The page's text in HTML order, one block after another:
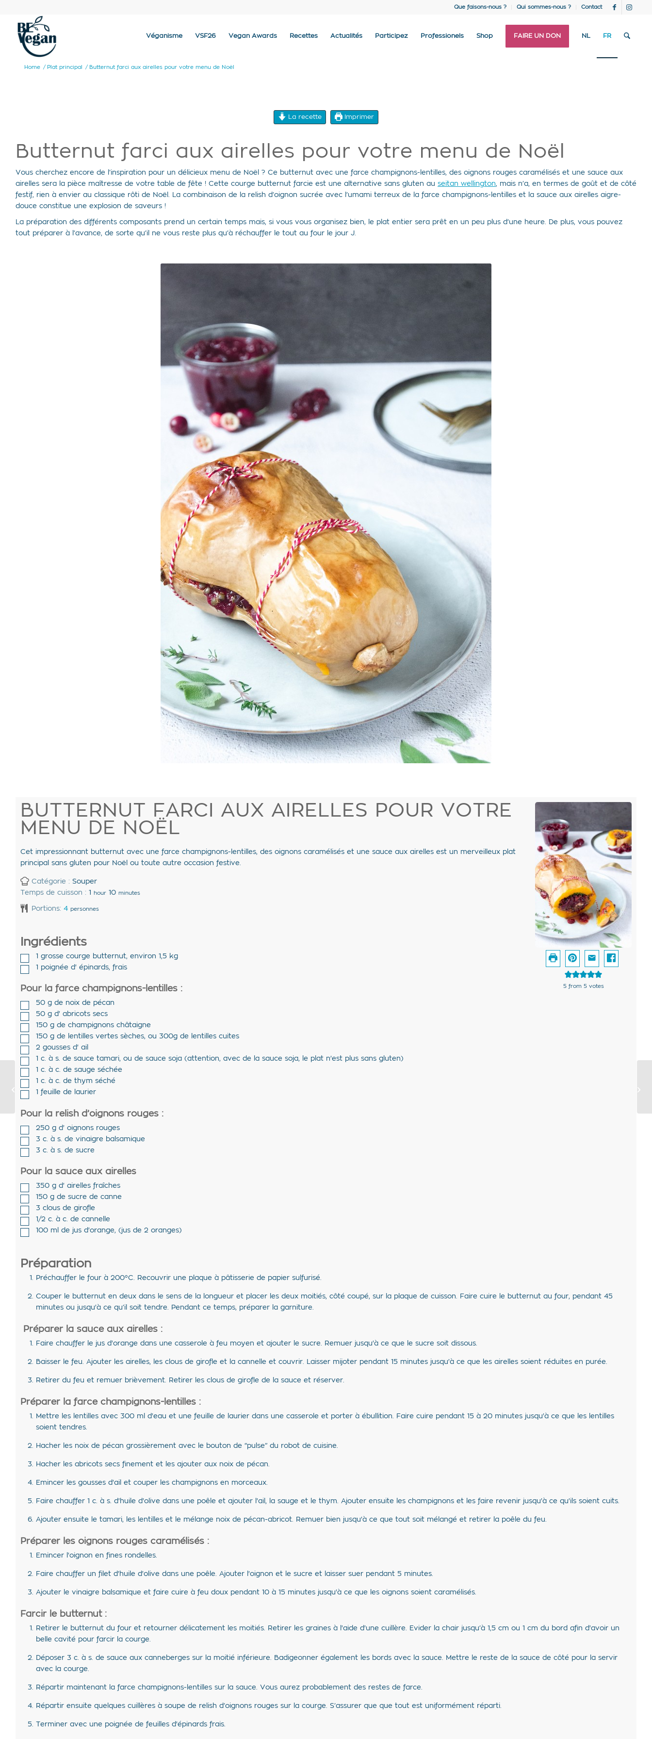
Que faisons-nous ? Qui sommes-nous ? Contact
Véganisme VSF26 Vegan Awards Recettes Actualités Participez Professionels Shop FAIRE UN DON NL FR
Home / Plat principal / Butternut farci aux airelles pour votre menu de Noël
La recette Imprimer
Butternut farci aux airelles pour votre menu de Noël
Vous cherchez encore de l’inspiration pour un délicieux menu de Noël ? Ce butternut avec une farce champignons-lentilles, des oignons rouges caramélisés et une sauce aux
airelles sera la pièce maîtresse de votre table de fête ! Cette courge butternut farcie est une alternative sans gluten au seitan wellington, mais n’a, en termes de goût et de côté
festif, rien à envier au classique rôti de Noël. La combinaison de la relish d’oignon sucrée avec l’umami terreux de la farce champignons-lentilles et la sauce aux airelles aigre-
douce constitue une explosion de saveurs !
La préparation des différents composants prend un certain temps mais, si vous vous organisez bien, le plat entier sera prêt en un peu plus d’une heure. De plus, vous pouvez
tout préparer à l’avance, de sorte qu’il ne vous reste plus qu’à réchauffer le tout au four le jour J.
5from 5votes
BUTTERNUT FARCI AUX AIRELLES POUR VOTRE
MENU DE NOËL
Cet impressionnant butternut avec une farce champignons-lentilles, des oignons caramélisés et une sauce aux airelles est un merveilleux plat
principal sans gluten pour Noël ou toute autre occasion festive.
Catégorie :Souper
Temps de cuisson : 1 hour 10 minutes
Portions:4 personnes
Ingrédients
1 grosse courge butternut, environ 1,5 kg
1 poignée d' épinards, frais
Pour la farce champignons-lentilles :
50 g de noix de pécan
50 g d' abricots secs
150 g de champignons châtaigne
150 g de lentilles vertes sèches, ou 300g de lentilles cuites
2 gousses d' ail
1 c. à s. de sauce tamari, ou de sauce soja (attention, avec de la sauce soja, le plat n'est plus sans gluten)
1 c. à c. de sauge séchée
1 c. à c. de thym séché
1 feuille de laurier
Pour la relish d’oignons rouges :
250 g d' oignons rouges
3 c. à s. de vinaigre balsamique
3 c. à s. de sucre
Pour la sauce aux airelles
350 g d' airelles fraîches
150 g de sucre de canne
3 clous de girofle
1/2 c. à c. de cannelle
100 ml de jus d'orange, (jus de 2 oranges)
Préparation
Préchauffer le four à 200°C. Recouvrir une plaque à pâtisserie de papier sulfurisé.
Couper le butternut en deux dans le sens de la longueur et placer les deux moitiés, côté coupé, sur la plaque de cuisson. Faire cuire le butternut au four, pendant 45
minutes ou jusqu'à ce qu’il soit tendre. Pendant ce temps, préparer la garniture.
Préparer la sauce aux airelles :
Faire chauffer le jus d'orange dans une casserole à feu moyen et ajouter le sucre. Remuer jusqu'à ce que le sucre soit dissous.
Baisser le feu. Ajouter les airelles, les clous de girofle et la cannelle et couvrir. Laisser mijoter pendant 15 minutes jusqu'à ce que les airelles soient réduites en purée.
Retirer du feu et remuer brièvement. Retirer les clous de girofle de la sauce et réserver.
Préparer la farce champignons-lentilles :
Mettre les lentilles avec 300 ml d'eau et une feuille de laurier dans une casserole et porter à ébullition. Faire cuire pendant 15 à 20 minutes jusqu'à ce que les lentilles
soient tendres.
Hacher les noix de pécan grossièrement avec le bouton de “pulse” du robot de cuisine.
Hacher les abricots secs finement et les ajouter aux noix de pécan.
Emincer les gousses d'ail et couper les champignons en morceaux.
Faire chauffer 1 c. à s. d'huile d'olive dans une poêle et ajouter l'ail, la sauge et le thym. Ajouter ensuite les champignons et les faire revenir jusqu'à ce qu'ils soient cuits.
Ajouter ensuite le tamari, les lentilles et le mélange noix de pécan-abricot. Remuer bien jusqu'à ce que tout soit mélangé et retirer la poêle du feu.
Préparer les oignons rouges caramélisés :
Emincer l'oignon en fines rondelles.
Faire chauffer un filet d'huile d'olive dans une poêle. Ajouter l'oignon et le sucre et laisser suer pendant 5 minutes.
Ajouter le vinaigre balsamique et faire cuire à feu doux pendant 10 à 15 minutes jusqu'à ce que les oignons soient caramélisés.
Farcir le butternut :
Retirer le butternut du four et retourner délicatement les moitiés. Retirer les graines à l'aide d'une cuillère. Evider la chair jusqu’à 1,5 cm ou 1 cm du bord afin d'avoir un
belle cavité pour farcir la courge.
Déposer 3 c. à s. de sauce aux canneberges sur la moitié inférieure. Badigeonner également les bords avec la sauce. Mettre le reste de la sauce de côté pour la servir
avec la courge.
Répartir maintenant la farce champignons-lentilles sur la sauce. Vous aurez probablement des restes de farce.
Répartir ensuite quelques cuillères à soupe de relish d’oignons rouges sur la courge. S’assurer que que tout est uniformément réparti.
Terminer avec une poignée de feuilles d'épinards frais.
Roulés feuilletés aux
épinards et tomates
séchées